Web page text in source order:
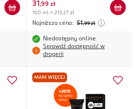
31 ,99 zł
100 ml = 213,27 zł
Najniższa cena: 51,99 zł
Niedostępny online
Sprawdź dostępność w
drogerii
MAM WIĘCEJ